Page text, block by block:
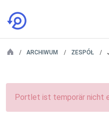
ARCHIWUM ZESPÓŁ
Portlet ist temporär nicht